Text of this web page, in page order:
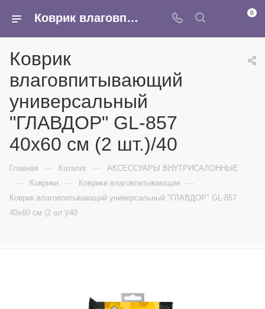
Коврик влаговпитывающий универсальный "ГЛАВДОР" GL-857 40x60 см (2 шт.)/40 - купить в интернет-магазине Армина 0
Коврик
влаговпитывающий
универсальный
"ГЛАВДОР" GL-857
40x60 см (2 шт.)/40
Главная — Каталог — АКСЕССУАРЫ ВНУТРИСАЛОННЫЕ
— Коврики — Коврики влаговпитывающие —
Коврик влаговпитывающий универсальный "ГЛАВДОР" GL-857
40x60 см (2 шт.)/40